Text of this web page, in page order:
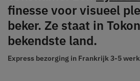
finesse voor visueel
beker. Ze staat in
bekendste land.
Express bezorging in Frankrijk3-5